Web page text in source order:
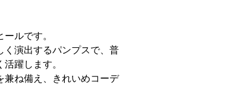
ルです。
く演出するパンプスで、普
躍します。
兼ね備え、きれいめコーデ